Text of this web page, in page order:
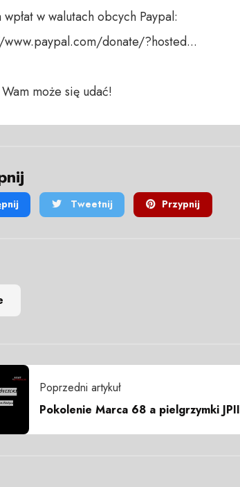
w walutach obcych Paypal:
donate/?hosted...
może się udać!
Tweetnij Przypnij
Poprzedni artykuł
Pokolenie Marca 68 a pielgrzymki JPII